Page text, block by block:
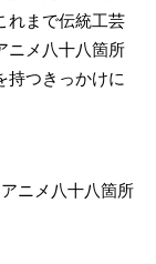
れまで伝統工芸
ニメ八十八箇所
持つきっかけに
ニメ八十八箇所